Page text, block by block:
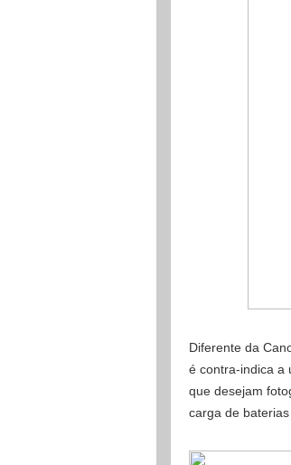
Diferente da
é contra-indica a
que desejam
carga de